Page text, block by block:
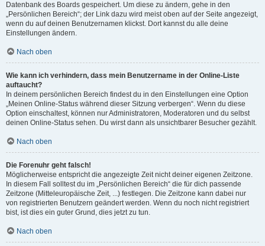
Datenbank des Boards gespeichert. Um diese zu ändern, gehe in den
„Persönlichen Bereich“; der Link dazu wird meist oben auf der Seite angezeigt,
wenn du auf deinen Benutzernamen klickst. Dort kannst du alle deine
Einstellungen ändern.
Nach oben
Wie kann ich verhindern, dass mein Benutzername in der Online-Liste
auftaucht?
In deinem persönlichen Bereich findest du in den Einstellungen eine Option
„Meinen Online-Status während dieser Sitzung verbergen“. Wenn du diese
Option einschaltest, können nur Administratoren, Moderatoren und du selbst
deinen Online-Status sehen. Du wirst dann als unsichtbarer Besucher gezählt.
Nach oben
Die Forenuhr geht falsch!
Möglicherweise entspricht die angezeigte Zeit nicht deiner eigenen Zeitzone.
In diesem Fall solltest du im „Persönlichen Bereich“ die für dich passende
Zeitzone (Mitteleuropäische Zeit, ...) festlegen. Die Zeitzone kann dabei nur
von registrierten Benutzern geändert werden. Wenn du noch nicht registriert
bist, ist dies ein guter Grund, dies jetzt zu tun.
Nach oben